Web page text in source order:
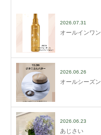
2026.07.31
オールインワン
2026.06.26
オールシーズン
2026.06.23
あじさい